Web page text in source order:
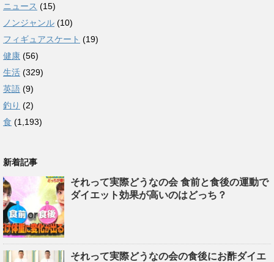
ニュース (15)
ノンジャンル (10)
フィギュアスケート (19)
健康 (56)
生活 (329)
英語 (9)
釣り (2)
食 (1,193)
新着記事
それって実際どうなの会 食前と食後の運動で
ダイエット効果が高いのはどっち？
それって実際どうなの会の食後にお酢ダイエ